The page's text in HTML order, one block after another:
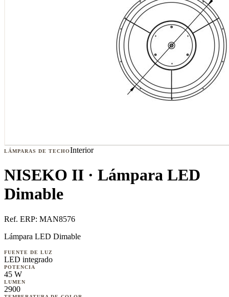
LÁMPARAS DE TECHOInterior
NISEKO II · Lámpara LED
Dimable
Ref. ERP: MAN8576
Lámpara LED Dimable
FUENTE DE LUZ
LED integrado
POTENCIA
45 W
LUMEN
2900